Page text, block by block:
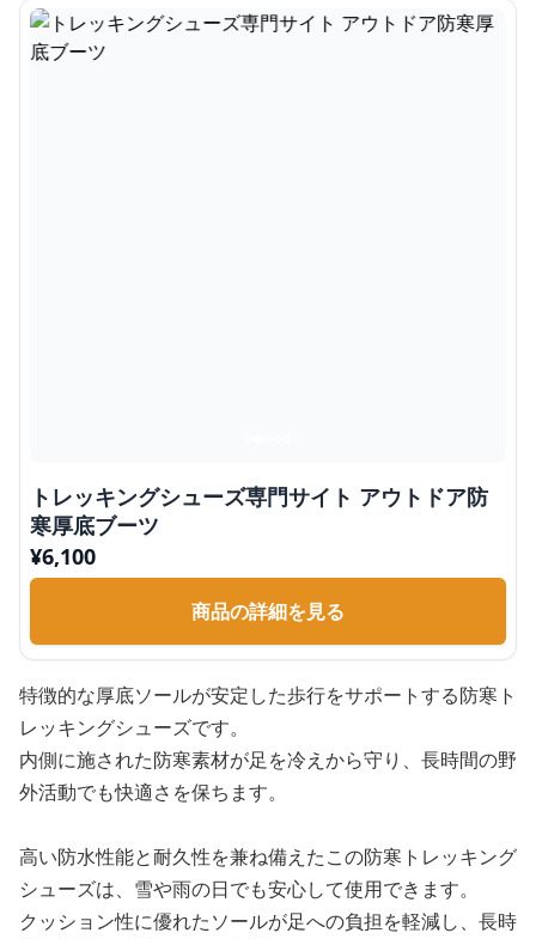
トレッキングシューズ専門サイト アウトドア防
寒厚底ブーツ
¥6,100
商品の詳細を見る
特徴的な厚底ソールが安定した歩行をサポートする防寒ト
レッキングシューズです。
内側に施された防寒素材が足を冷えから守り、長時間の野
外活動でも快適さを保ちます。
高い防水性能と耐久性を兼ね備えたこの防寒トレッキング
シューズは、雪や雨の日でも安心して使用できます。
クッション性に優れたソールが足への負担を軽減し、長時